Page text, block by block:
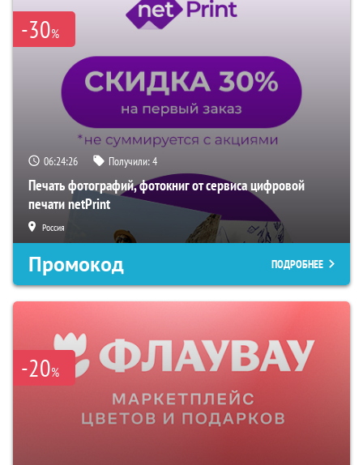
-30%
06:24:25 Получили:4
Печать фотографий, фотокниг от сервиса цифровой
печати netPrint
Россия
Промокод ПОДРОБНЕЕ
-20%